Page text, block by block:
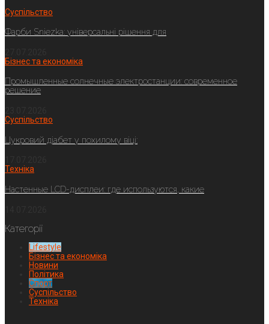
Суспільство
Фарби Sniezka: універсальні рішення для
Бізнес та економіка
Промышленные солнечные электростанции: современное
решение
Суспільство
Цукровий діабет у похилому віці:
Техніка
Настенные LCD-дисплеи: где используются, какие
Категорії
Lifestyle
Бізнес та економіка
Новини
Політика
Спорт
Суспільство
Техніка